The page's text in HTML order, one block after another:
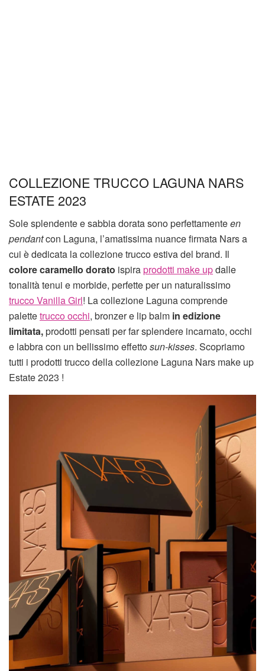
COLLEZIONE TRUCCO LAGUNA NARS
ESTATE 2023
Sole splendente e sabbia dorata sono perfettamenteen
pendantcon Laguna, l’amatissima nuance firmata Nars a
cui è dedicata la collezione trucco estiva del brand. Il
colore caramello dorato ispiraprodotti make updalle
tonalità tenui e morbide, perfette per un naturalissimo
trucco Vanilla Girl! La collezione Laguna comprende
palettetrucco occhi, bronzer e lip balm in edizione
limitata,prodotti pensati per far splendere incarnato, occhi
e labbra con un bellissimo effettosun-kisses. Scopriamo
tutti i prodotti trucco della collezione Laguna Nars make up
Estate 2023 !